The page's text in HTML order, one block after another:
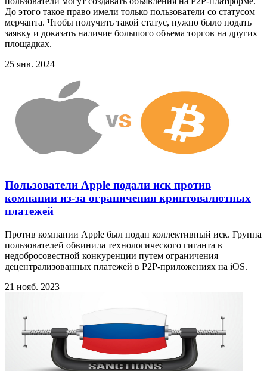
До этого такое право имели только пользователи со статусом
мерчанта. Чтобы получить такой статус, нужно было подать
заявку и доказать наличие большого объема торгов на других
площадках.
25 янв. 2024
Пользователи Apple подали иск против
компании из-за ограничения криптовалютных
платежей
Против компании Apple был подан коллективный иск. Группа
пользователей обвинила технологического гиганта в
недобросовестной конкуренции путем ограничения
децентрализованных платежей в P2P-приложениях на iOS.
21 нояб. 2023